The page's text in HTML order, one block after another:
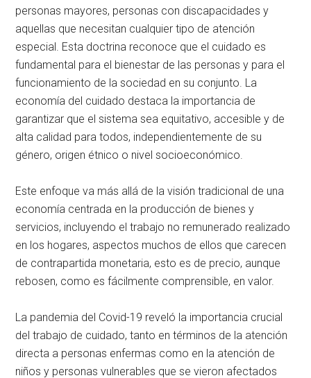
personas mayores, personas con discapacidades y
aquellas que necesitan cualquier tipo de atención
especial. Esta doctrina reconoce que el cuidado es
fundamental para el bienestar de las personas y para el
funcionamiento de la sociedad en su conjunto. La
economía del cuidado destaca la importancia de
garantizar que el sistema sea equitativo, accesible y de
alta calidad para todos, independientemente de su
género, origen étnico o nivel socioeconómico.
Este enfoque va más allá de la visión tradicional de una
economía centrada en la producción de bienes y
servicios, incluyendo el trabajo no remunerado realizado
en los hogares, aspectos muchos de ellos que carecen
de contrapartida monetaria, esto es de precio, aunque
rebosen, como es fácilmente comprensible, en valor.
La pandemia del Covid-19 reveló la importancia crucial
del trabajo de cuidado, tanto en términos de la atención
directa a personas enfermas como en la atención de
niños y personas vulnerables que se vieron afectados